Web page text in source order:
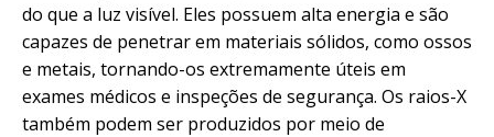
do que a luz visível. Eles possuem alta energia e são
capazes de penetrar em materiais sólidos, como ossos
e metais, tornando-os extremamente úteis em
exames médicos e inspeções de segurança. Os raios-X
também podem ser produzidos por meio de